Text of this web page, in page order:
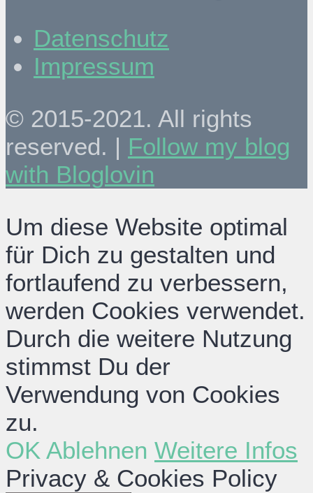
Datenschutz
Impressum
© 2015-2021. All rights
reserved. | Follow my blog
with Bloglovin
Um diese Website optimal
für Dich zu gestalten und
fortlaufend zu verbessern,
werden Cookies verwendet.
Durch die weitere Nutzung
stimmst Du der
Verwendung von Cookies
zu.
OK Ablehnen Weitere Infos
Privacy & Cookies Policy